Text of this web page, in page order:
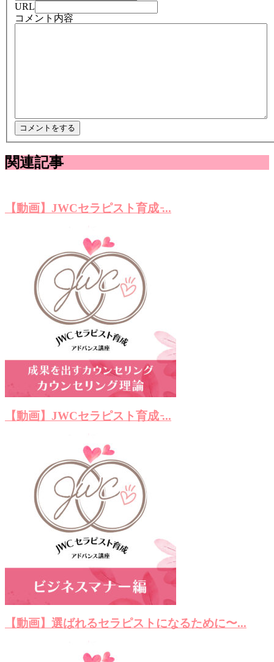
URL
コメント内容
関連記事
【動画】JWCセラピスト育成 ̵...
【動画】JWCセラピスト育成 ̵...
【動画】選ばれるセラピストになるために〜...